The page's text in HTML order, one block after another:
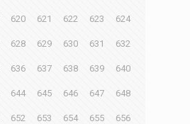
620 621 622 623 624
628 629 630 631 632
636 637 638 639 640
644 645 646 647 648
652 653 654 655 656